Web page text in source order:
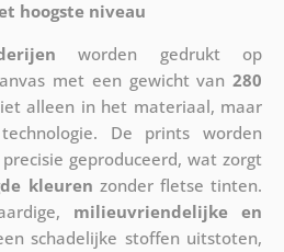
hoogste niveau
worden gedrukt op
met een gewicht van280
alleen in het materiaal, maar
De prints worden
geproduceerd, wat zorgt
kleuren zonder fletse tinten.
milieuvriendelijke en
schadelijke stoffen uitstoten,